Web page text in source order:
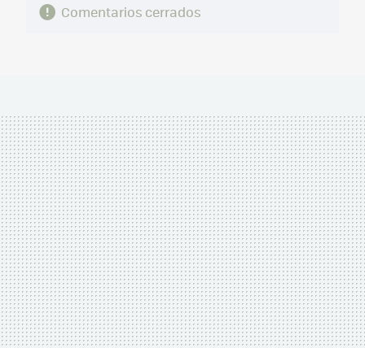
Comentarios cerrados